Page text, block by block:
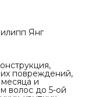
Янг
повреждений,
и
волос до 5-ой